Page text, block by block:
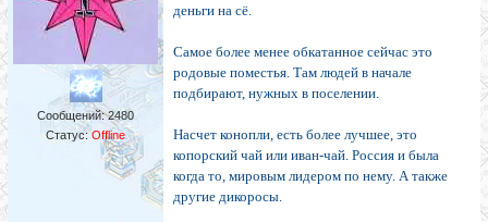
Сообщений:2480
Статус: Offline
деньги на сё.
Самое более менее обкатанное сейчас это
родовые поместья. Там людей в начале
подбирают, нужных в поселении.
Насчет конопли, есть более лучшее, это
копорский чай или иван-чай. Россия и была
когда то, мировым лидером по нему. А также
другие дикоросы.